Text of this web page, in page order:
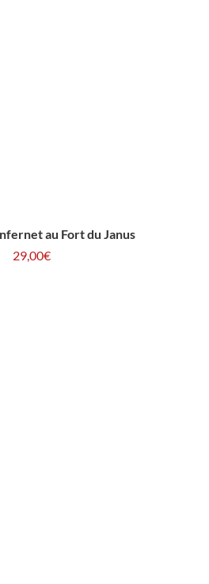
au Fort du Janus
29,00€